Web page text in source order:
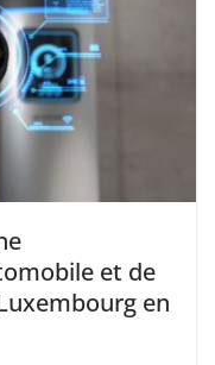
et de
en